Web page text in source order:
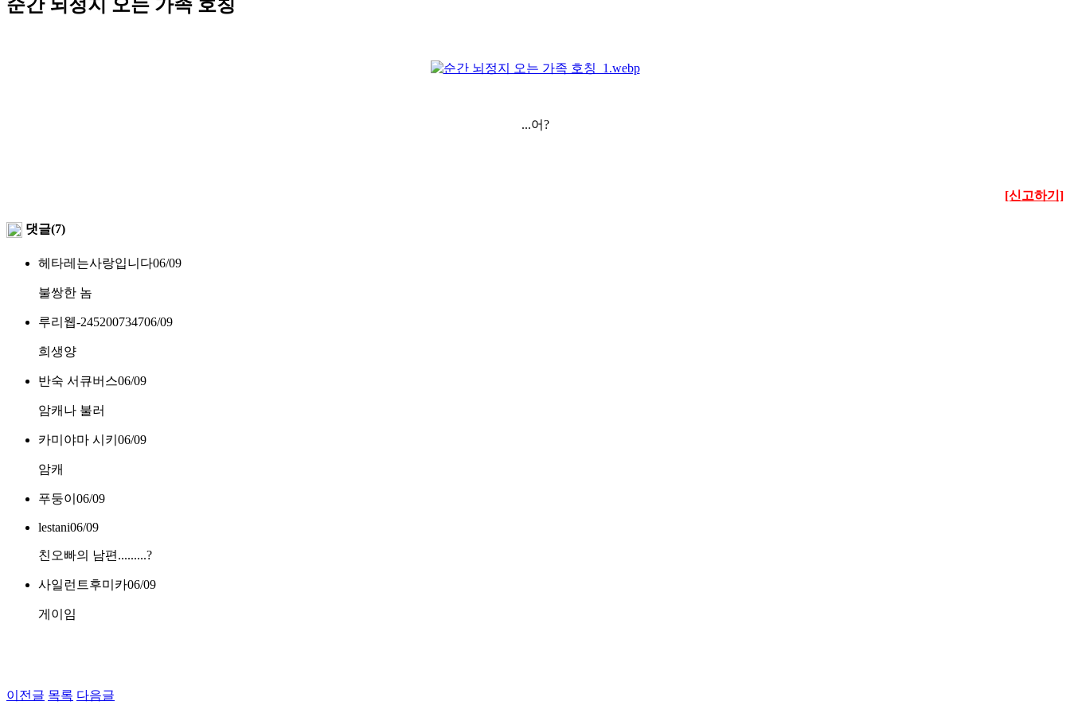
순간 뇌정지 오는 가족 호칭
...어?
[신고하기]
댓글(7)
헤타레는사랑입니다06/09
불쌍한 놈
루리웹-245200734706/09
희생양
반숙 서큐버스06/09
암캐나 불러
카미야마 시키 06/09
암캐
푸둥이 06/09
lestani06/09
친오빠의 남편.........?
사일런트후미카06/09
게이임
이전글 목록 다음글